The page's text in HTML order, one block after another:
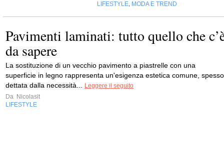
LIFESTYLE MODA E TREND
Pavimenti laminati: tutto quello che
da sapere
La sostituzione di un vecchio pavimento a piastrelle con una
superficie in legno rappresenta un'esigenza estetica comune, spesso
dettata dalla necessità...
Leggere il seguito
Da Nicolasit
LIFESTYLE